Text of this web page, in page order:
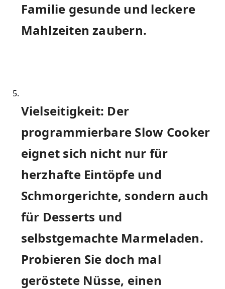
Familie gesunde und leckere
Mahlzeiten zaubern.
Vielseitigkeit: Der
programmierbare Slow ⁣Cooker
eignet sich nicht ​nur für
herzhafte​ Eintöpfe und
Schmorgerichte,​ sondern auch
für Desserts und
selbstgemachte Marmeladen.
Probieren Sie doch ​mal
geröstete‌ Nüsse, einen